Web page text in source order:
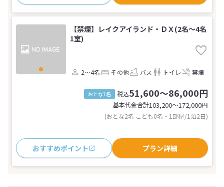
【禁煙】レイクアイランド・ＤＸ(2名～4名
1室)
2～4名 その他 バス トイレ 禁煙
おとな1名 税込51,600～86,000円
基本代金合計103,200〜172,000円
(おとな2名 こども0名・1部屋/1泊2日)
おすすめポイント プラン詳細